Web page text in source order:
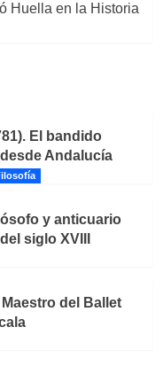
Huella en la Historia
El bandido
Andalucía
y anticuario
siglo XVIII
del Ballet